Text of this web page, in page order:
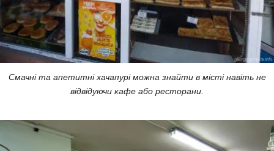
Смачні та апетитні хачапурі можна знайти в місті навіть не
відвідуючи кафе або ресторани.